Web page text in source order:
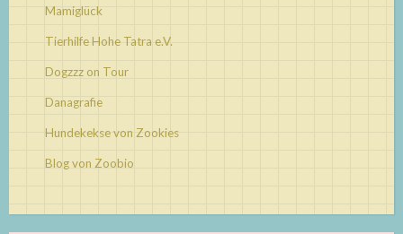
Mamiglück
Tierhilfe Hohe Tatra e.V.
Dogzzz on Tour
Danagrafie
Hundekekse von Zookies
Blog von Zoobio